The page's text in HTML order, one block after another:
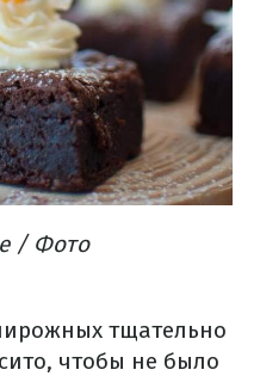
/ Фото
тщательно
чтобы не было